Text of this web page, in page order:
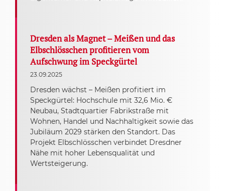
Dresden als Magnet – Meißen und das
Elbschlösschen profitieren vom
Aufschwung im Speckgürtel
23.09.2025
Dresden wächst – Meißen profitiert im
Speckgürtel: Hochschule mit 32,6 Mio. €
Neubau, Stadtquartier Fabrikstraße mit
Wohnen, Handel und Nachhaltigkeit sowie das
Jubiläum 2029 stärken den Standort. Das
Projekt Elbschlösschen verbindet Dresdner
Nähe mit hoher Lebensqualität und
Wertsteigerung.